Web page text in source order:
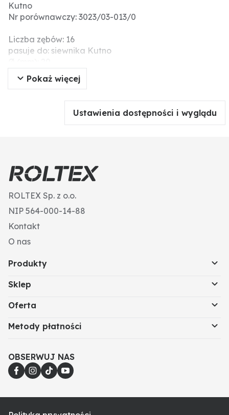
Kutno
Nr porównawczy: 3023/03-013/0
Liczba zębów: 16
pasuje do: siewnika Kutno
Wersja: z klinem
Pokaż więcej
Ustawienia dostępności i wyglądu
ROLTEX Sp. z o.o.
NIP 564-000-14-88
Kontakt
O nas
Produkty
Sklep
Oferta
Metody płatności
OBSERWUJ NAS